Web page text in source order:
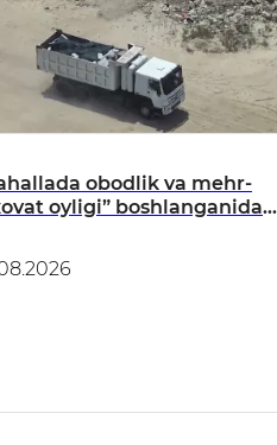
obodlik va mehr-
oyligi” boshlanganidan